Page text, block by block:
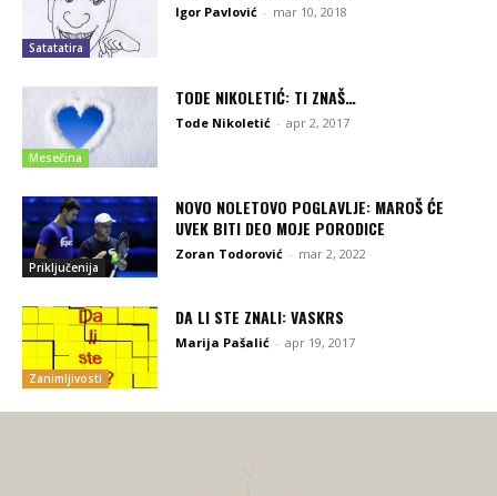
Satatatira
Igor Pavlović - mar 10, 2018
Mesečina
TODE NIKOLETIĆ: TI ZNAŠ…
Tode Nikoletić - apr 2, 2017
Priključenija
NOVO NOLETOVO POGLAVLJE: MAROŠ ĆE
UVEK BITI DEO MOJE PORODICE
Zoran Todorović - mar 2, 2022
Zanimljivosti
DA LI STE ZNALI: VASKRS
Marija Pašalić - apr 19, 2017